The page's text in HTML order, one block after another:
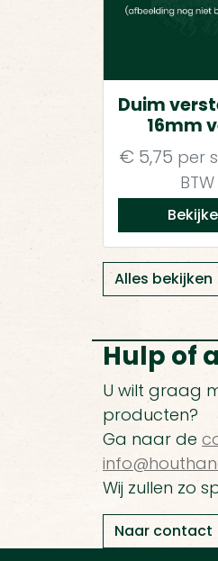
Duim
16mm
€ 5,75 per
BTW
Alles bekijken
Hulp of
U wilt graag
producten?
Ga naar de
Wij zullen zo
Naar contact